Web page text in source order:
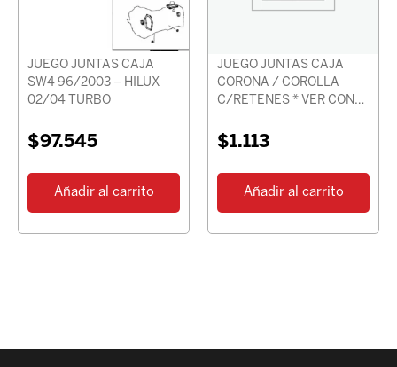
JUEGO JUNTAS CAJA
SW4 96/2003 – HILUX
02/04 TURBO
$97.545
Añadir al carrito
JUEGO JUNTAS CAJA
CORONA / COROLLA
C/RETENES * VER CON
$1.113
Añadir al carrito